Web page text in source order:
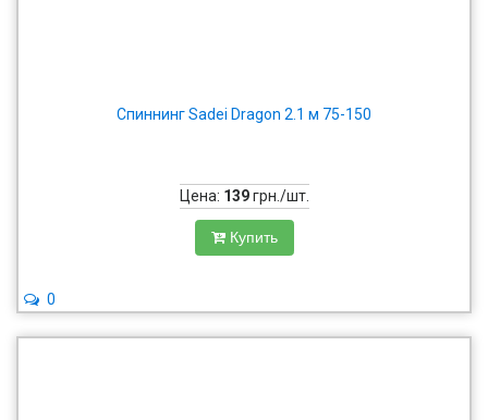
Спиннинг Sadei Dragon 2.1 м 75-150
Цена: 139грн./шт.
Купить
0